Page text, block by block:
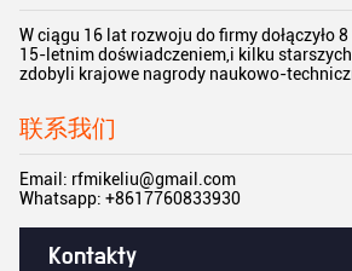
Kontakty
W ciągu 16 lat rozwoju do firmy dołączyło
15-letnim doświadczeniem,i kilku
zdobyli krajowe nagrody naukowo-
联系我们
Email: rfmikeliu@gmail.com
Whatsapp: +8617760833930